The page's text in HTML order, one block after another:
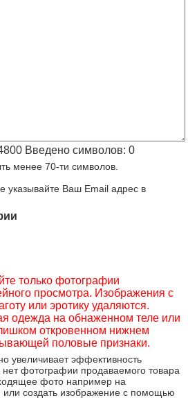
Введено символов: 0
менее 70-ти символов.
указывайте Ваш Email адрес в
только фотографии
просмотра. Изображения с
или эротику удаляются.
одежда на обнаженном теле или
откровенном нижнем
половые признаки.
увеличивает эффективность
фотографии продаваемого товара
фото например на
создать изображение с помощью